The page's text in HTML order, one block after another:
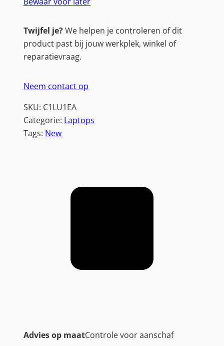
Twijfel je?We helpen je controleren of dit
product past bij jouw werkplek, winkel of
reparatievraag.
Neem contact op
SKU: C1LU1EA
Categorie: Laptops
Tags: New
Advies op maatControle voor aanschaf